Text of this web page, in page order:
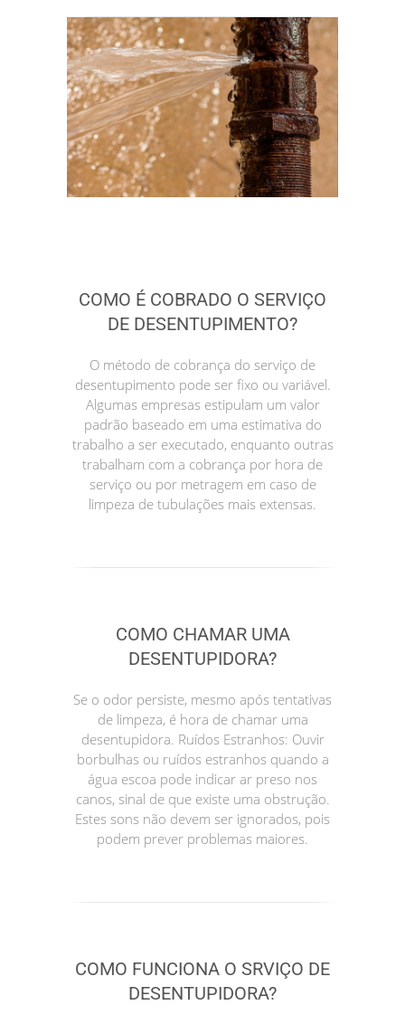
COMO É COBRADO O SERVIÇO
DE DESENTUPIMENTO?
O método de cobrança do serviço de
desentupimento pode ser fixo ou variável.
Algumas empresas estipulam um valor
padrão baseado em uma estimativa do
trabalho a ser executado, enquanto outras
trabalham com a cobrança por hora de
serviço ou por metragem em caso de
limpeza de tubulações mais extensas.
COMO CHAMAR UMA
DESENTUPIDORA?
Se o odor persiste, mesmo após tentativas
de limpeza, é hora de chamar uma
desentupidora. Ruídos Estranhos: Ouvir
borbulhas ou ruídos estranhos quando a
água escoa pode indicar ar preso nos
canos, sinal de que existe uma obstrução.
Estes sons não devem ser ignorados, pois
podem prever problemas maiores.
COMO FUNCIONA O SRVIÇO DE
DESENTUPIDORA?